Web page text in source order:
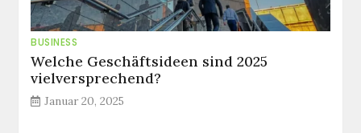
BUSINESS
Welche Geschäftsideen sind 2025
vielversprechend?
Januar 20, 2025